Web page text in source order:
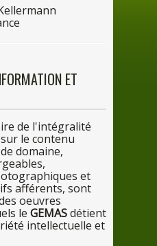
ET
de l'intégralité
sur le contenu
de domaine,
et
afférents, sont
oeuvres
le GEMASdétient
intellectuelle et